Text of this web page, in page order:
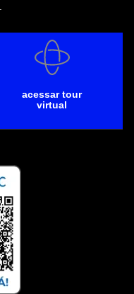
acessar tour
virtual